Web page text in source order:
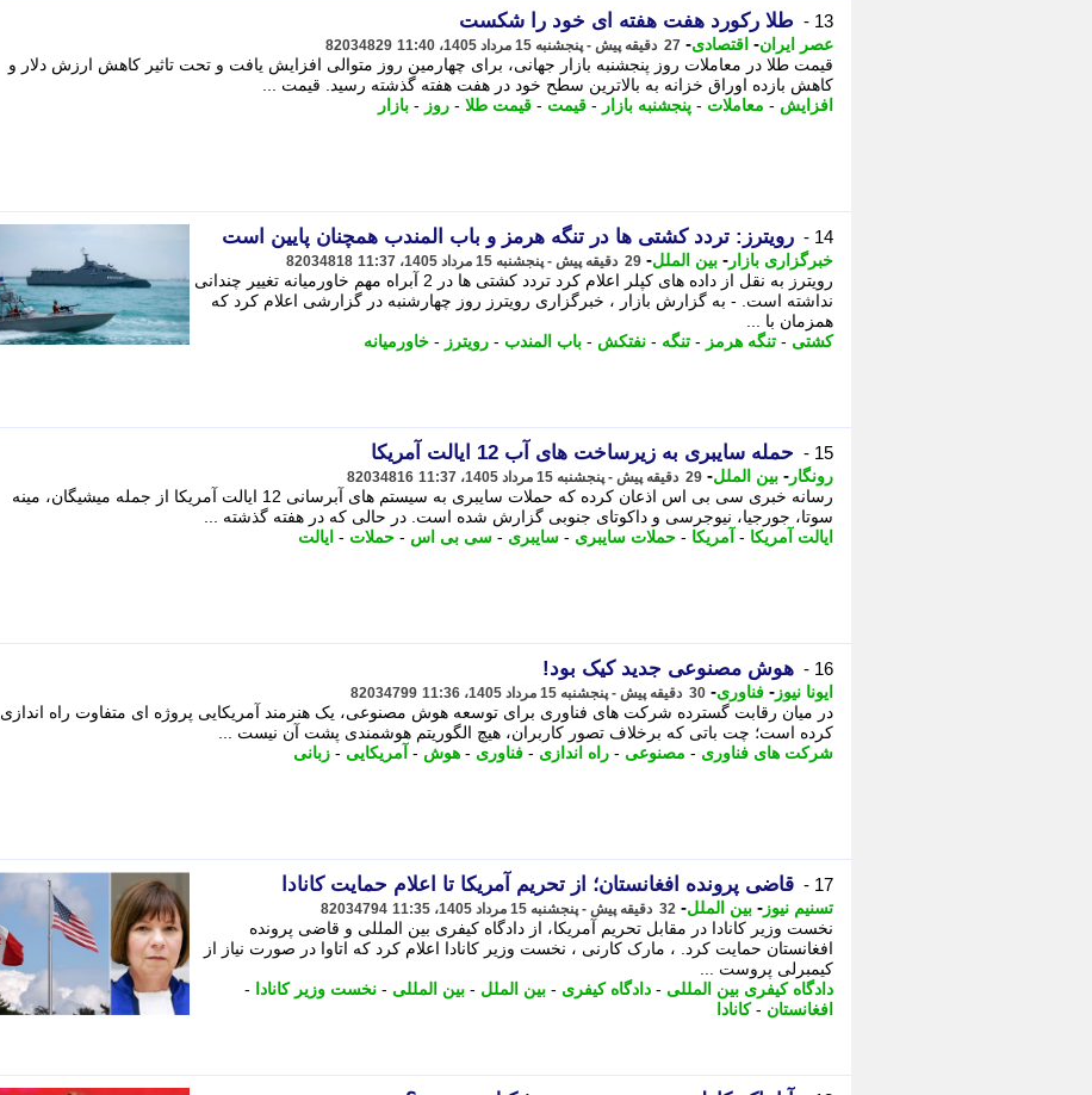
13 - طلا رکورد هفت هفته ای خود را شکست
عصر ایران- اقتصادی- 27 دقیقه پیش - پنجشنبه 15 مرداد 1405، 11:40 82034829
قیمت طلا در معاملات روز پنجشنبه بازار جهانی، برای چهارمین روز متوالی افزایش یافت و تحت تاثیر کاهش ارزش دلار و
کاهش بازده اوراق خزانه به بالاترین سطح خود در هفت هفته گذشته رسید. قیمت ...
افزایش - معاملات - پنجشنبه بازار - قیمت - قیمت طلا - روز - بازار
14 - رویترز: تردد کشتی ها در تنگه هرمز و باب المندب همچنان پایین است
خبرگزاری بازار - بین الملل- 29 دقیقه پیش - پنجشنبه 15 مرداد 1405، 11:37 82034818
رویترز به نقل از داده های کپلر اعلام کرد تردد کشتی ها در 2 آبراه مهم خاورمیانه تغییر چندانی
نداشته است. - به گزارش بازار ، خبرگزاری رویترز روز چهارشنبه در گزارشی اعلام کرد که
همزمان با ...
کشتی - تنگه هرمز - تنگه - نفتکش - باب المندب - رویترز - خاورمیانه
15 - حمله سایبری به زیرساخت های آب 12 ایالت آمریکا
رونگار - بین الملل- 29 دقیقه پیش - پنجشنبه 15 مرداد 1405، 11:37 82034816
رسانه خبری سی بی اس اذعان کرده که حملات سایبری به سیستم های آبرسانی 12 ایالت آمریکا از جمله میشیگان، مینه
سوتا، جورجیا، نیوجرسی و داکوتای جنوبی گزارش شده است. در حالی که در هفته گذشته ...
ایالت آمریکا - آمریکا - حملات سایبری - سایبری - سی بی اس - حملات - ایالت
16 - هوش مصنوعی جدید کیک بود!
ایونا نیوز - فناوری- 30 دقیقه پیش - پنجشنبه 15 مرداد 1405، 11:36 82034799
در میان رقابت گسترده شرکت های فناوری برای توسعه هوش مصنوعی، یک هنرمند آمریکایی پروژه ای متفاوت راه اندازی
کرده است؛ چت باتی که برخلاف تصور کاربران، هیچ الگوریتم هوشمندی پشت آن نیست ...
شرکت های فناوری - مصنوعی - راه اندازی - فناوری - هوش - آمریکایی - زبانی
17 - قاضی پرونده افغانستان؛ از تحریم آمریکا تا اعلام حمایت کانادا
تسنیم نیوز - بین الملل- 32 دقیقه پیش - پنجشنبه 15 مرداد 1405، 11:35 82034794
نخست وزیر کانادا در مقابل تحریم آمریکا، از دادگاه کیفری بین المللی و قاضی پرونده
افغانستان حمایت کرد. ، مارک کارنی ، نخست وزیر کانادا اعلام کرد که اتاوا در صورت نیاز از
کیمبرلی پروست ...
دادگاه کیفری بین المللی - دادگاه کیفری - بین الملل - بین المللی - نخست وزیر کانادا -
افغانستان -کانادا